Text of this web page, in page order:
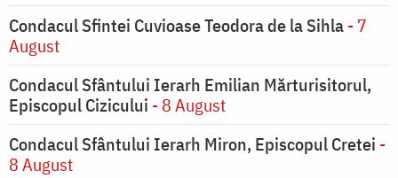
Condacul Sfintei Cuvioase Teodora de la Sihla- 7
August
Condacul Sfântului Ierarh Emilian Mărturisitorul,
Episcopul Cizicului - 8 August
Condacul Sfântului Ierarh Miron, Episcopul Cretei -
8 August